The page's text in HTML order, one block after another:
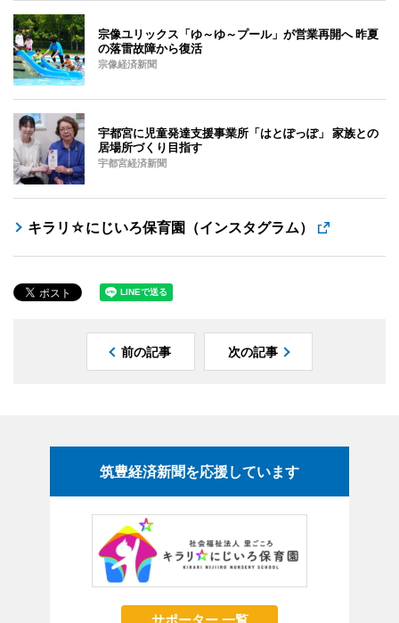
宗像ユリックス「ゆ～ゆ～プール」が営業再開へ 昨夏
の落雷故障から復活
宗像経済新聞
宇都宮に児童発達支援事業所「はとぽっぽ」 家族との
居場所づくり目指す
宇都宮経済新聞
キラリ☆にじいろ保育園（インスタグラム）
前の記事 次の記事
筑豊経済新聞を応援しています
サポーター 一覧